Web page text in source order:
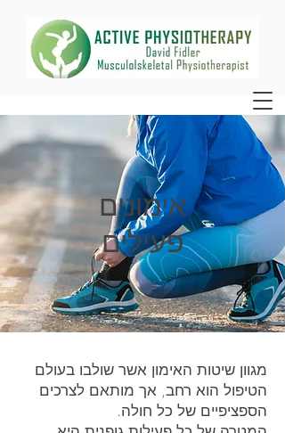
אימונים
פעילים
מגוון שיטות האימון אשר שולבו בעולם
הטיפול הוא רחב, אך מותאם לצרכים
הספציפיים של כל חולה.